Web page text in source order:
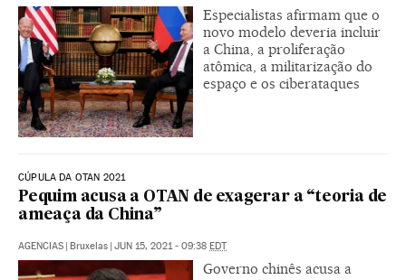
Especialistas afirmam que o
novo modelo deveria incluir
a China, a proliferação
atômica, a militarização do
espaço e os ciberataques
CÚPULA DA OTAN 2021
Pequim acusa a OTAN de exagerar a “teoria de
ameaça da China”
AGENCIAS | Bruxelas | JUN 15, 2021 - 09:38 EDT
Governo chinês acusa a